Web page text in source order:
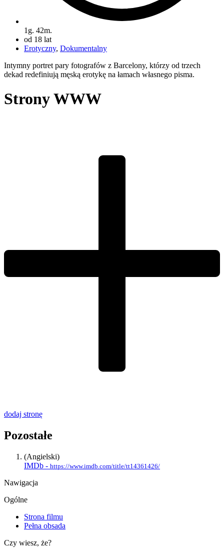
1g. 42m.
od 18 lat
Erotyczny, Dokumentalny
Intymny portret pary fotografów z Barcelony, którzy od trzech
dekad redefiniują męską erotykę na łamach własnego pisma.
Strony WWW
dodaj stronę
Pozostałe
(Angielski)
IMDb - https://www.imdb.com/title/tt14361426/
Nawigacja
Ogólne
Strona filmu
Pełna obsada
Czy wiesz, że?